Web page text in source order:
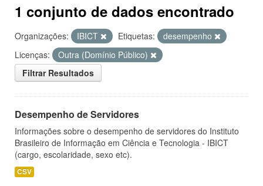
1 conjunto de dados encontrado
Organizações: IBICT Etiquetas:
desempenho
Licenças:
Outra (Domínio Público)
Filtrar Resultados
Desempenho de Servidores
Informações sobre o desempenho de servidores do Instituto
Brasileiro de Informação em Ciência e Tecnologia - IBICT
(cargo, escolaridade, sexo etc).
CSV